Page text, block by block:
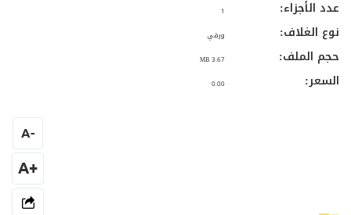
عدد الأجزاء: 1
نوع الغلاف: ورقي
حجم الملف: 3.67 MB
السعر: 0.00
-
A
+A